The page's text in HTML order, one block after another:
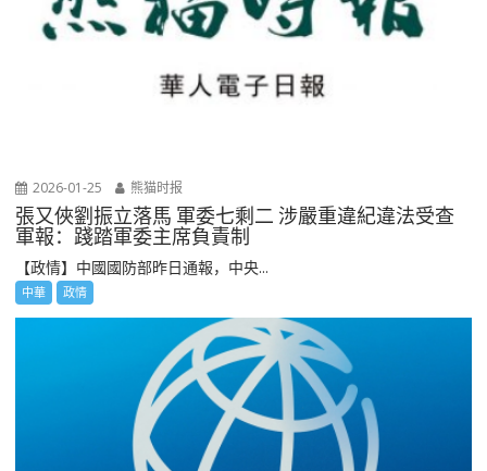
2026-01-25 熊猫时报
張又俠劉振立落馬 軍委七剩二 涉嚴重違紀違法受查
軍報：踐踏軍委主席負責制
【政情】中國國防部昨日通報，中央...
中華 政情